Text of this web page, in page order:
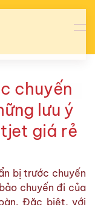
chuyến
lưu ý
giá rẻ
bị trước chuyến
chuyến đi của
Đặc biệt, với